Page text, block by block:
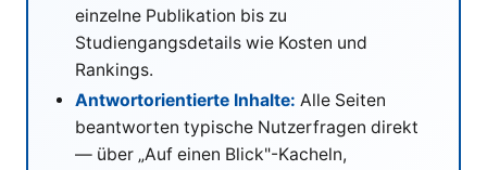
einzelne Publikation bis zu
Studiengangsdetails wie Kosten und
Rankings.
Antwortorientierte Inhalte: Alle Seiten
beantworten typische Nutzerfragen direkt
— über „Auf einen Blick"-Kacheln,